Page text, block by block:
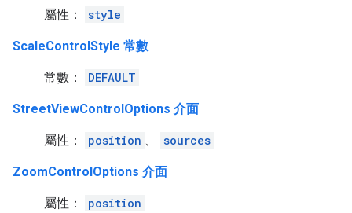
屬性： style
ScaleControlStyle 常數
常數： DEFAULT
StreetViewControlOptions 介面
屬性： position 、 sources
ZoomControlOptions 介面
屬性： position